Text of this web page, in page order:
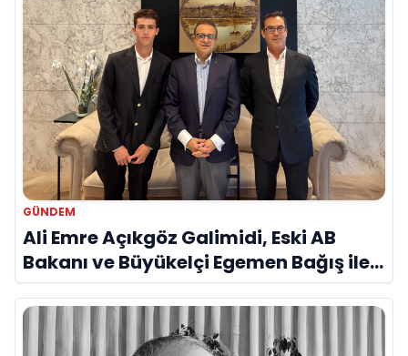
GÜNDEM
Ali Emre Açıkgöz Galimidi, Eski AB
Bakanı ve Büyükelçi Egemen Bağış ile
Bir Araya Geldi